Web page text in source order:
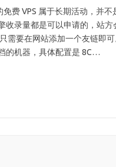
费 VPS 属于长期活动，并
收录量都是可以申请的，站
需要在网站添加一个友链即
的机器，具体配置是 8C…